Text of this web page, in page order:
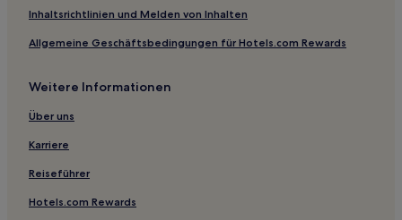
Brownfield Hotels
Hotels nahe Shamrock Country Club
Benjamin Hotels
Booker Hotels
Hotels nahe O.S. Ranch Museum
Littlefield Hotels
Muleshoe Hotels
Inhaltsrichtlinien und Melden von Inhalten
Allgemeine Geschäftsbedingungen für Hotels.com Rewards
Weitere Informationen
Über uns
Karriere
Reiseführer
Hotels.com Rewards